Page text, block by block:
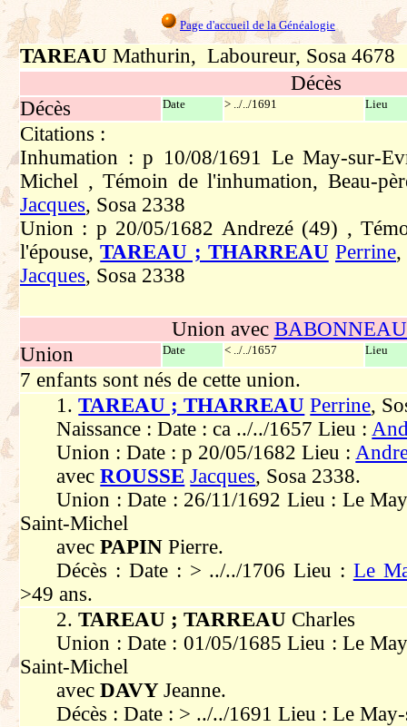
Page d'accueil de la Généalogie
TAREAU Mathurin, Laboureur, Sosa 4678
Décès
Décès
Date > ../../1691 Lieu
Citations :
Inhumation : p 10/08/1691 Le May-sur-
Michel , Témoin de l'inhumation, Beau-
Jacques, Sosa 2338
Union : p 20/05/1682 Andrezé (49) ,
l'épouse,TAREAU ; THARREAU Perrine,
Jacques, Sosa 2338
Union avec
Union
Date < ../../1657 Lieu
7 enfants sont nés de cette union.
1.TAREAU ; THARREAU Perrine,
Naissance : Date : ca ../../1657 Lieu :
Union : Date : p 20/05/1682 Lieu :
avecROUSSE Jacques, Sosa 2338.
Union : Date : 26/11/1692 Lieu : Le
Saint-Michel
avecPAPINPierre.
Décès : Date : > ../../1706 Lieu : Le
>49 ans.
2.TAREAU ; TARREAU Charles
Union : Date : 01/05/1685 Lieu : Le
Saint-Michel
avecDAVYJeanne.
Décès : Date : > ../../1691 Lieu : Le